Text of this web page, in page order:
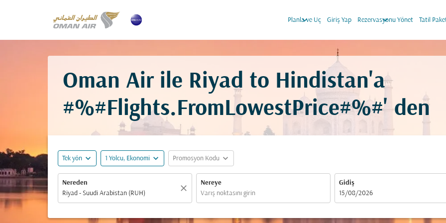
Planla ve Uç
keyboard_arrow_down Giriş Yap Rezervasyonu Yönet
keyboard_arrow_down Tatil
Oman Air ile Riyad to Hindistan'a
#%#Flights.FromLowestPrice#%#' den
Tek yön expand_more 1 Yolcu, Ekonomi expand_more Promosyon Kodu expand_more
Nereden
close
Nereye
Gidiş
fc-booking-departure-date-aria-label
15/08/2026